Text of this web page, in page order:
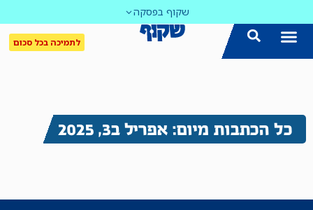
שקוף בפסקה
לתמיכה בכל סכום
כל הכתבות מיום: אפריל ב3, 2025